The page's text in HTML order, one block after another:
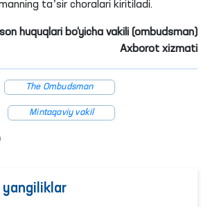
taʼsir choralari kiritiladi.
huquqlari bo‘yicha vakili (ombudsman)
Axborot xizmati
The Ombudsman
Mintaqaviy vakil
yangiliklar